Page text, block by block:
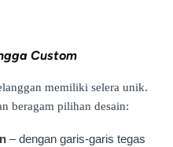
Custom
memiliki selera unik.
beragam pilihan desain:
– dengan garis-garis tegas